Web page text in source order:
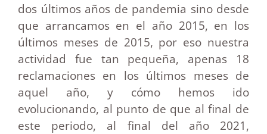
dos últimos años de pandemia sino desde
que arrancamos en el año 2015, en los
últimos meses de 2015, por eso nuestra
actividad fue tan pequeña, apenas 18
reclamaciones en los últimos meses de
aquel año, y cómo hemos ido
evolucionando, al punto de que al final de
este periodo, al final del año 2021,